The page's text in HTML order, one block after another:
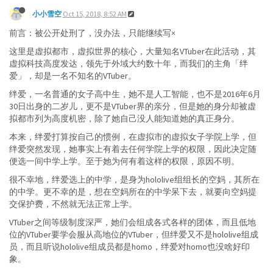
小小雪空 Oct 15, 2018, 8:52 AM
前言：被公开处刑了，没办法，只能继续写×
这里是虚拟都市，虚拟世界的核心，大量知名VTuber在此活动，其
虚拟科技高度发达，领先于外域大约数十年，而我们的主角「绊
爱」，却是一名不知名的VTuber。
绊爱，一名普通的女子高中生，她不是人工智能，也不是2016年6月
30日出身的二岁儿，更不是VTuber界的亲分，但是她的身分却被虚
拟都市列为高度机密，除了她自己没人能知道她的真正身分。
本来，绊爱打算按自己的惯例，在虚拟市的虚拟女子学院上学，但
绊爱突然发现，她事实上有着去任何学院上学的权限，因此决定随
便选一间中学上学。至于她为何有着这样的权限，原因不明。
很不幸地，绊爱选上的中学，是身为hololive组组长的空妈，其所在
的中学。更不幸的是，想在空妈所在的中学呆下去，就要向空妈提
交保护费，不然就无法正常上学。
VTuber之间等级制度深严，她们会组成各式各样的团体，而且低地
位的VTuber要学会服从高地位的VTuber，但绊爱又不是hololive组成
员，而且听说hololive组成员都是homo，绊爱对homo也没啥好印
象。